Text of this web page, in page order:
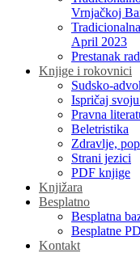
Vrnjačkoj
April 2023
Prestanak
Knjige i rokovnici
Sudsko-
Ispričaj
Pravna
Beletristika
Zdravlje,
Strani jezici
PDF knjige
Knjižara
Besplatno
Besplatna
Besplatne
Kontakt